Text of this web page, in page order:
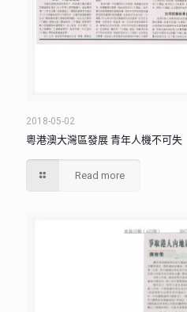
2018-05-02
粵港澳大灣區發展 青年人機不可失
Read more